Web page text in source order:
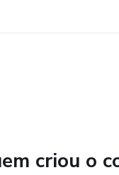
criou o